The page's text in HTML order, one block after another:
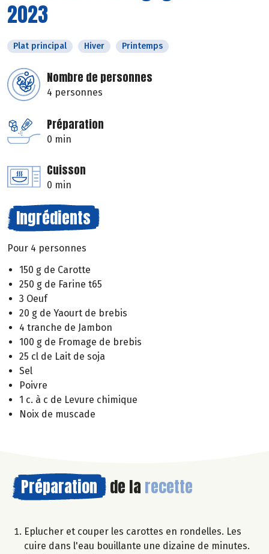
2023
Plat principal Hiver Printemps
Nombre de personnes
4 personnes
Préparation
0 min
Cuisson
0 min
Ingrédients
Pour 4 personnes
150 g de Carotte
250 g de Farine t65
3 Oeuf
20 g de Yaourt de brebis
4 tranche de Jambon
100 g de Fromage de brebis
25 cl de Lait de soja
Sel
Poivre
1 c. à c de Levure chimique
Noix de muscade
Préparation de la recette
Eplucher et couper les carottes en rondelles. Les
cuire dans l'eau bouillante une dizaine de minutes.